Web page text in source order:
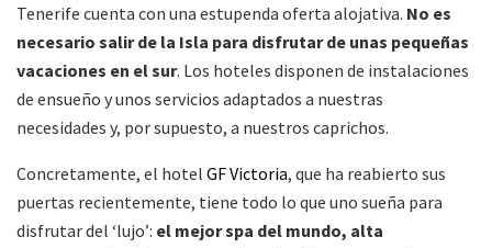
Tenerife cuenta con una estupenda oferta alojativa. No es
necesario salir de la Isla para disfrutar de unas pequeñas
vacaciones en el sur. Los hoteles disponen de instalaciones
de ensueño y unos servicios adaptados a nuestras
necesidades y, por supuesto, a nuestros caprichos.
Concretamente, el hotel GF Victoria, que ha reabierto sus
puertas recientemente, tiene todo lo que uno sueña para
disfrutar del ‘lujo’: el mejor spa del mundo, alta